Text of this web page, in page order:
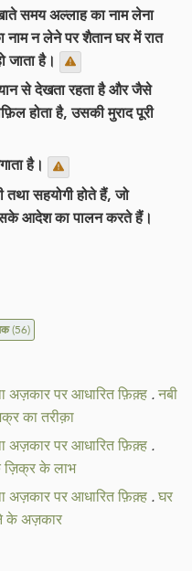
समय अल्लाह का नाम लेना
न लेने पर शैतान घर में रात
जाता है।
से देखता रहता है और जैसे
होता है, उसकी मुराद पूरी
है।
सहयोगी होते हैं, जो
आदेश का पालन करते हैं।
(56)
पर आधारित फ़िक़्ह.नबी
का तरीक़ा
पर आधारित फ़िक़्ह.
ज़िक्र के लाभ
पर आधारित फ़िक़्ह.घर
के अज़कार